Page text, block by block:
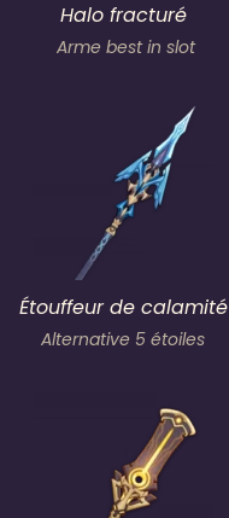
Halo fracturé
Arme best in slot
Étouffeur de calamité
Alternative 5 étoiles